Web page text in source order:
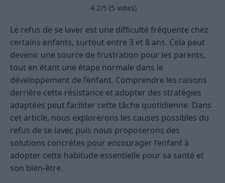
4.2/5 (5 votes)
Le refus de se laver est une difficulté fréquente chez
certains enfants, surtout entre 3 et 8 ans. Cela peut
devenir une source de frustration pour les parents,
tout en étant une étape normale dans le
développement de l’enfant. Comprendre les raisons
derrière cette résistance et adopter des stratégies
adaptées peut faciliter cette tâche quotidienne. Dans
cet article, nous explorerons les causes possibles du
refus de se laver, puis nous proposerons des
solutions concrètes pour encourager l’enfant à
adopter cette habitude essentielle pour sa santé et
son bien-être.